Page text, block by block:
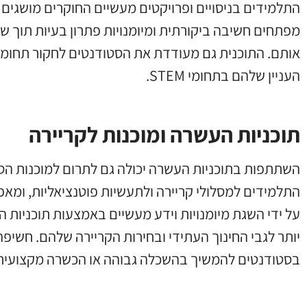
התלמידים בניסויים ופרויקטים מעשיים החוקרים
מפתחים חשיבה ביקורתית ומיומנויות פתרון בעיות
אותם. התוכנית גם מעודדת את הסטודנטים לחקור תחומי
העניין שלהם בתחומי STEM.
תוכניות העשרה ומוכנות לקריירה
השתתפות בתוכניות העשרה יכולה גם לתרום למוכנות
התלמידים למסלולי קריירה ולתעשיות פוטנציאליות,
על ידי השגת מיומנויות וידע מעשיים באמצעות
יותר לגבי החינוך העתידי ובחירות הקריירה שלהם.
בסטודנטים להמשיך בהשכלה גבוהה או הכשרה